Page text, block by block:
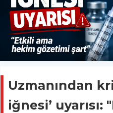
Uzmanından
iğnesi’